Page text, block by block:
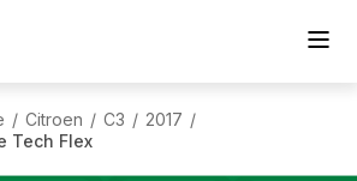
/ Citroen / C3 / 2017 /
Tech Flex